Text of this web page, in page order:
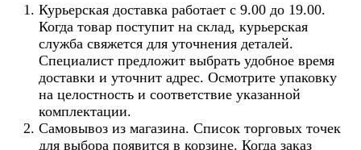
Курьерская доставка работает с 9.00 до 19.00.
Когда товар поступит на склад, курьерская
служба свяжется для уточнения деталей.
Специалист предложит выбрать удобное время
доставки и уточнит адрес. Осмотрите упаковку
на целостность и соответствие указанной
комплектации.
Самовывоз из магазина. Список торговых точек
для выбора появится в корзине. Когда заказ